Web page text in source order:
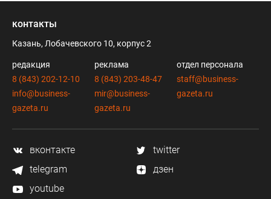
контакты
Казань, Лобачевского 10, корпус 2
редакция
8 (843) 202-12-10
info@business-
gazeta.ru
реклама
8 (843) 203-48-47
mir@business-
gazeta.ru
отдел персонала
staff@business-
gazeta.ru
вконтакте
twitter
telegram
дзен
youtube